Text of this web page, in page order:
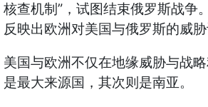
核查机制 ”，试图结束俄罗斯战争
反映出欧洲对美国与俄罗斯的威胁
美国与欧洲不仅在地缘威胁与战
是最大来源国，其次则是南亚。